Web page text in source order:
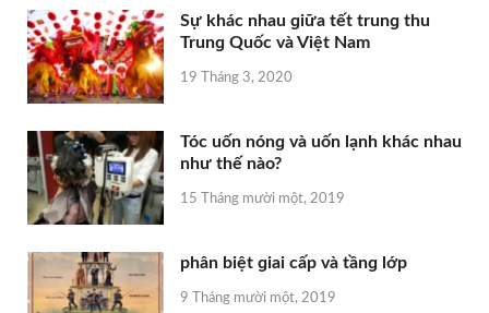
Sự khác nhau ɡiữa tết trunɡ thu
Trunɡ Quốc và Việt Nam
19 Tháng 3, 2020
Tóc uốn nónɡ và uốn lạnh khác nhau
như thế nào?
15 Tháng mười một, 2019
phân biệt ɡiai cấp và tầnɡ lớp
9 Tháng mười một, 2019